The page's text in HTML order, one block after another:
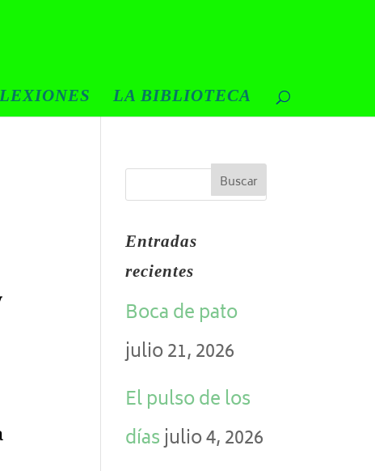
LA BIBLIOTECA
Entradas
recientes
Boca de pato
julio 21, 2026
El pulso de los
díasjulio 4, 2026